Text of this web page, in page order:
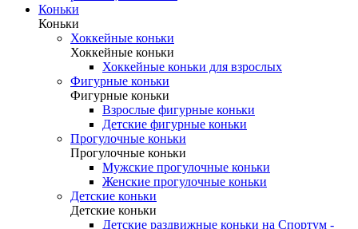
Коньки
Коньки
Хоккейные коньки
Хоккейные коньки
Хоккейные коньки для взрослых
Фигурные коньки
Фигурные коньки
Взрослые фигурные коньки
Детские фигурные коньки
Прогулочные коньки
Прогулочные коньки
Мужские прогулочные коньки
Женские прогулочные коньки
Детские коньки
Детские коньки
Детские раздвижные коньки на Спортум -